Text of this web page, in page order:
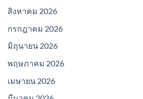
สิงหาคม 2026
กรกฎาคม 2026
มิถุนายน 2026
พฤษภาคม 2026
เมษายน 2026